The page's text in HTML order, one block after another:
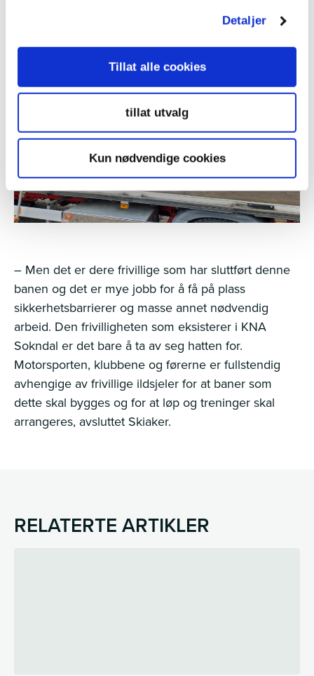
Detaljer
Tillat alle cookies
tillat utvalg
Kun nødvendige cookies
– Men det er dere frivillige som har sluttført denne
banen og det er mye jobb for å få på plass
sikkerhetsbarrierer og masse annet nødvendig
arbeid. Den frivilligheten som eksisterer i KNA
Sokndal er det bare å ta av seg hatten for.
Motorsporten, klubbene og førerne er fullstendig
avhengige av frivillige ildsjeler for at baner som
dette skal bygges og for at løp og treninger skal
arrangeres, avsluttet Skiaker.
RELATERTE ARTIKLER